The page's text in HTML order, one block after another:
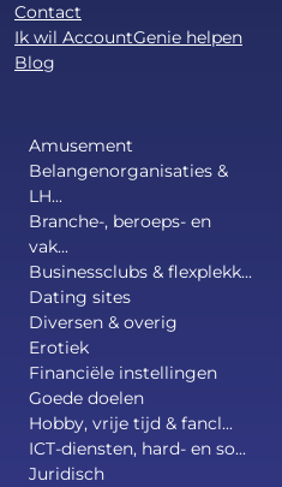
Contact
Ik wil AccountGenie helpen
Blog
Amusement
Belangenorganisaties &
LH...
Branche-, beroeps- en
vak...
Businessclubs & flexplekk...
Dating sites
Diversen & overig
Erotiek
Financiële instellingen
Goede doelen
Hobby, vrije tijd & fancl...
ICT-diensten, hard- en so...
Juridisch